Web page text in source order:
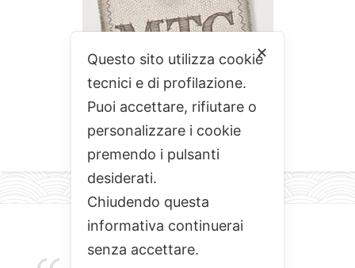
✕
Questo sito utilizza cookie
tecnici e di profilazione.
Puoi accettare, rifiutare o
personalizzare i cookie
premendo i pulsanti
desiderati.
Chiudendo questa
informativa continuerai
senza accettare.